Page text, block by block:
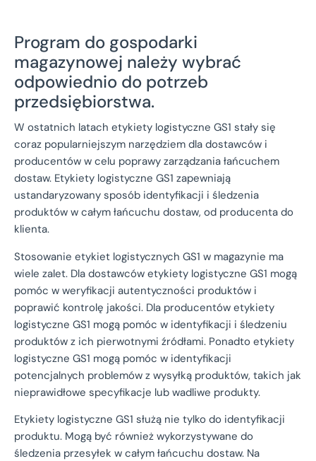
Program do gospodarki
magazynowej należy wybrać
odpowiednio do potrzeb
przedsiębiorstwa.
W ostatnich latach etykiety logistyczne GS1 stały się
coraz popularniejszym narzędziem dla dostawców i
producentów w celu poprawy zarządzania łańcuchem
dostaw. Etykiety logistyczne GS1 zapewniają
ustandaryzowany sposób identyfikacji i śledzenia
produktów w całym łańcuchu dostaw, od producenta do
klienta.
Stosowanie etykiet logistycznych GS1 w magazynie ma
wiele zalet. Dla dostawców etykiety logistyczne GS1 mogą
pomóc w weryfikacji autentyczności produktów i
poprawić kontrolę jakości. Dla producentów etykiety
logistyczne GS1 mogą pomóc w identyfikacji i śledzeniu
produktów z ich pierwotnymi źródłami. Ponadto etykiety
logistyczne GS1 mogą pomóc w identyfikacji
potencjalnych problemów z wysyłką produktów, takich jak
nieprawidłowe specyfikacje lub wadliwe produkty.
Etykiety logistyczne GS1 służą nie tylko do identyfikacji
produktu. Mogą być również wykorzystywane do
śledzenia przesyłek w całym łańcuchu dostaw. Na